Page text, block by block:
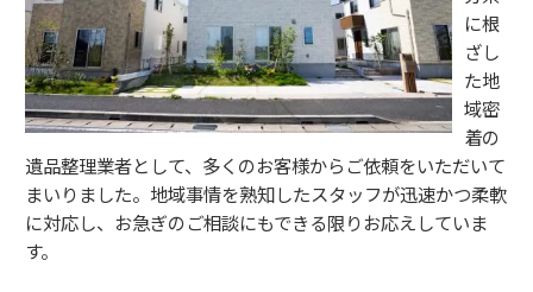
に根
ざし
た地
域密
着の
遺品整理業者として、多くのお客様からご依頼をいただいて
まいりました。地域事情を熟知したスタッフが迅速かつ柔軟
に対応し、お急ぎのご相談にもできる限りお応えしていま
す。